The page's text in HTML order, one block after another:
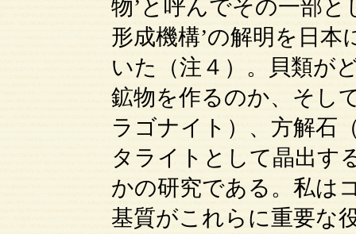
物’と呼んでその一部
形成機構’の解明を日
いた（注４）。貝類が
鉱物を作るのか、そし
ラゴナイト）、方解石
タライトとして晶出す
かの研究である。私は
基質がこれらに重要な